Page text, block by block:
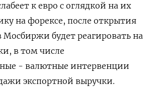
к евро с оглядкой на их
на форексе, после открытия
Мосбиржи будет реагировать на
в том числе
- валютные интервенции
экспортной выручки.